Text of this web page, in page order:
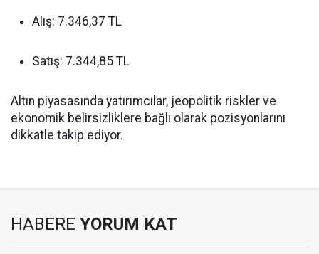
Alış: 7.346,37 TL
Satış: 7.344,85 TL
Altın piyasasında yatırımcılar, jeopolitik riskler ve
ekonomik belirsizliklere bağlı olarak pozisyonlarını
dikkatle takip ediyor.
HABERE YORUM KAT